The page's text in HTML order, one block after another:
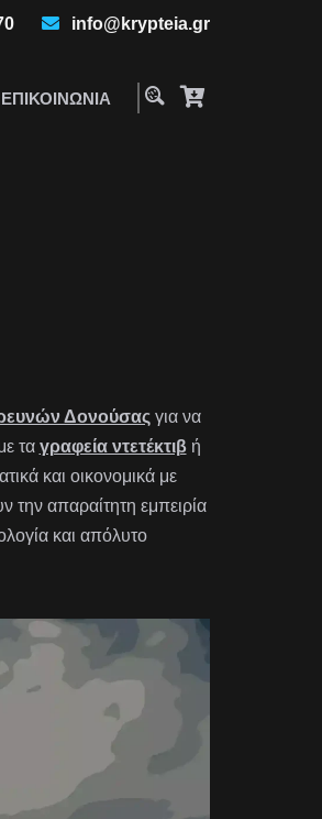
info@krypteia.gr
ΕΠΙΚΟΙΝΩΝΊΑ
Δονούσαςγια να
τα γραφεία ντετέκτιβή
και οικονομικά με
την απαραίτητη εμπειρία
και απόλυτο